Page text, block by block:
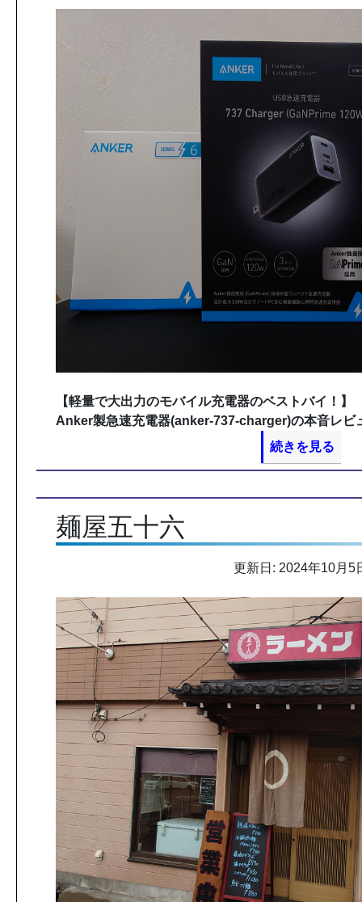
【軽量で大出力のモバイル充電器のベストバイ！】
Anker製急速充電器(anker-737-charger)の本音レビ
続きを見る
麺屋五十六
更新日: 2024年10月5